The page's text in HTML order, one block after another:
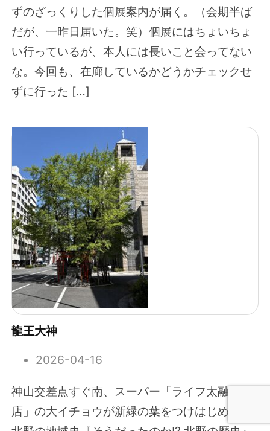
ずのざっくりした個展案内が届く。（会期半ば
だが、一昨日届いた。笑）個展にはちょいちょ
い行っているが、本人には長いこと会ってない
な。今回も、在廊しているかどうかチェックせ
ずに行った […]
龍王大神
2026-04-16
神山交差点すぐ南、スーパー「ライフ太融寺
店」の大イチョウが新緑の葉をつけはじめた。